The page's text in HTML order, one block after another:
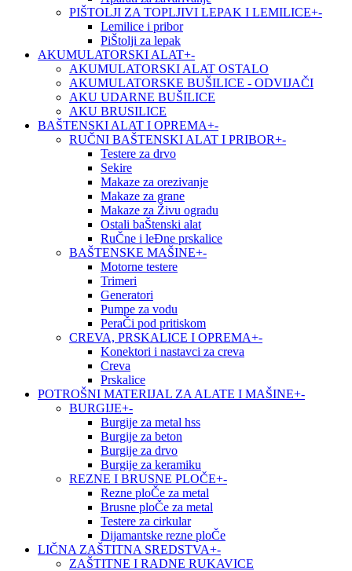
PIŠTOLJI ZA TOPLJIVI LEPAK I LEMILICE+-
Lemilice i pribor
PiŠtolji za lepak
AKUMULATORSKI ALAT+-
AKUMULATORSKI ALAT OSTALO
AKUMULATORSKE BUŠILICE - ODVIJAČI
AKU UDARNE BUŠILICE
AKU BRUSILICE
BAŠTENSKI ALAT I OPREMA+-
RUČNI BAŠTENSKI ALAT I PRIBOR+-
Testere za drvo
Sekire
Makaze za orezivanje
Makaze za grane
Makaze za Živu ogradu
Ostali baŠtenski alat
RuČne i leĐne prskalice
BAŠTENSKE MAŠINE+-
Motorne testere
Trimeri
Generatori
Pumpe za vodu
PeraČi pod pritiskom
CREVA, PRSKALICE I OPREMA+-
Konektori i nastavci za creva
Creva
Prskalice
POTROŠNI MATERIJAL ZA ALATE I MAŠINE+-
BURGIJE+-
Burgije za metal hss
Burgije za beton
Burgije za drvo
Burgije za keramiku
REZNE I BRUSNE PLOČE+-
Rezne ploČe za metal
Brusne ploČe za metal
Testere za cirkular
Dijamantske rezne ploČe
LIČNA ZAŠTITNA SREDSTVA+-
ZAŠTITNE I RADNE RUKAVICE